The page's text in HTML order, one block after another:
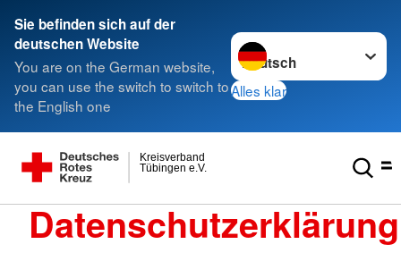
Sie befinden sich auf der
deutschen Website
You are on the German website,
you can use the switch to switch to
the English one
Sprache wechseln zu
Alles klar
Tübingen e.V.
Kreisverband
Datenschutzerklärung